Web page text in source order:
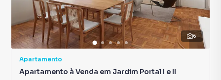
6
Apartamento
Apartamento à Venda em Jardim Portal I e II